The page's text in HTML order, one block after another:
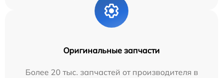
Оригинальные запчасти
Более 20 тыс. запчастей от производителя в